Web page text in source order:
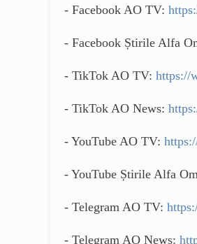
- Facebook AO TV:
- Facebook Știrile Alfa
- TikTok AO TV: https://
- TikTok AO News:
- YouTube AO TV:
- YouTube Știrile Alfa
- Telegram AO TV:
- Telegram AO News: